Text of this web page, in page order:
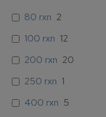
80 rxn 2
100 rxn 12
200 rxn 20
250 rxn 1
400 rxn 5